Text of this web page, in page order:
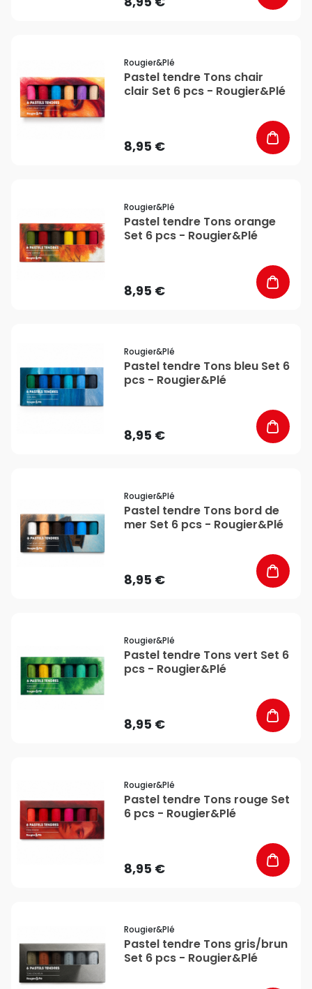
Rougier&plé
Pastel tendre Tons chair
clair Set 6 pcs - Rougier&Plé
8,95 €
Rougier&plé
Pastel tendre Tons orange
Set 6 pcs - Rougier&Plé
8,95 €
Rougier&plé
Pastel tendre Tons bleu Set 6
pcs - Rougier&Plé
8,95 €
Rougier&plé
Pastel tendre Tons bord de
mer Set 6 pcs - Rougier&Plé
8,95 €
Rougier&plé
Pastel tendre Tons vert Set 6
pcs - Rougier&Plé
8,95 €
Rougier&plé
Pastel tendre Tons rouge Set
6 pcs - Rougier&Plé
8,95 €
Rougier&plé
Pastel tendre Tons gris/brun
Set 6 pcs - Rougier&Plé